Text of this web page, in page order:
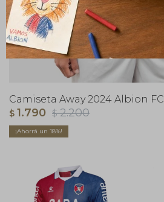
Camiseta Away 2024 Albion FC
$ 1.790 $ 2.200
18